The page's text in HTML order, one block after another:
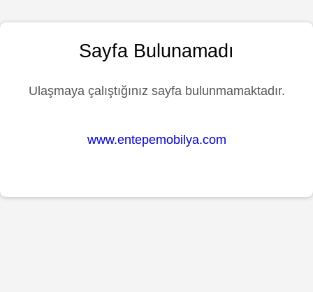
Sayfa Bulunamadı
Ulaşmaya çalıştığınız sayfa bulunmamaktadır.
www.entepemobilya.com